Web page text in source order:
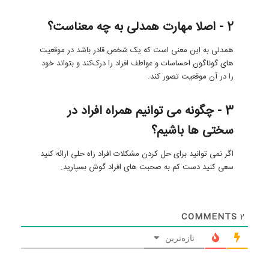
2 - اصلا مهارت همدلی به چه معناست؟
همدلی به این معنی است که یک شخص قادر باشد در موقعیت
های گوناگون احساسات و عواطف افراد را درک‌کند و بتواند خود
را در آن موقعیت تصور کند.
3 - چگونه می توانیم همراه افراد در
سختی ها باشیم؟
اگر نمی توانید برای حل کردن مشکلات افراد راه حلی ارائه کنید
سعی کنید دست کم به صحبت های افراد گوش بسپارید.
2
COMMENTS
تازه‌ترین